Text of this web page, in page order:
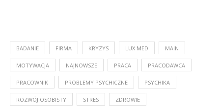
BADANIE FIRMA KRYZYS LUX MED MAIN
MOTYWACJA NAJNOWSZE PRACA PRACODAWCA
PRACOWNIK PROBLEMY PSYCHICZNE PSYCHIKA
ROZWÓJ OSOBISTY STRES ZDROWIE